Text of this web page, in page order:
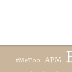
#MeToo APM